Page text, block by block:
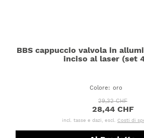
BBS cappuccio valvola in
inciso al laser (set
Colore: oro
29,32 CHF
28,44 CHF
incl. tasse e dazi, escl. Costi di